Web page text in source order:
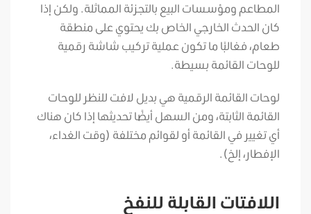
المطاعم ومؤسسات البيع بالتجزئة المماثلة. ولكن إذا
كان الحدث الخارجي الخاص بك يحتوي على منطقة
طعام، فغالبًا ما تكون عملية تركيب شاشة رقمية
للوحات القائمة بسيطة.
لوحات القائمة الرقمية هي بديل لافت للنظر للوحات
القائمة الثابتة، ومن السهل أيضًا تحديثها إذا كان هناك
أي تغيير في القائمة أو لقوائم مختلفة (وقت الغداء،
الإفطار، إلخ).
اللافتات القابلة للنفخ